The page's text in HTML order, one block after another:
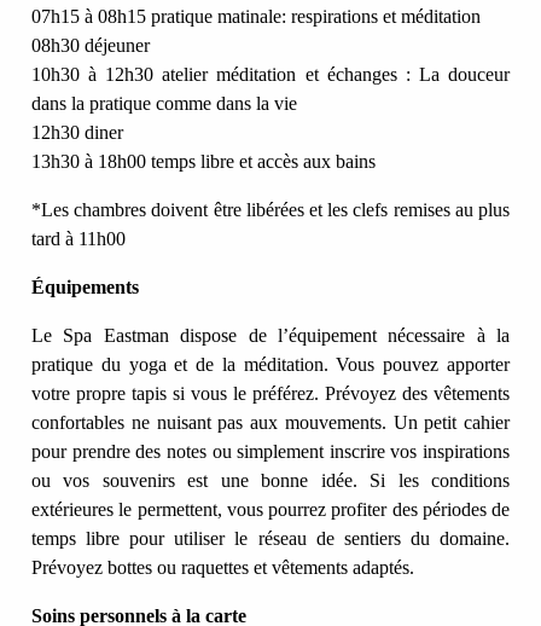
07h15 à 08h15 pratique matinale: respirations et méditation
08h30 déjeuner
10h30 à 12h30 atelier méditation et échanges : La douceur
dans la pratique comme dans la vie
12h30 diner
13h30 à 18h00 temps libre et accès aux bains
*Les chambres doivent être libérées et les clefs remises au plus
tard à 11h00
Équipements
Le Spa Eastman dispose de l’équipement nécessaire à la
pratique du yoga et de la méditation. Vous pouvez apporter
votre propre tapis si vous le préférez. Prévoyez des vêtements
confortables ne nuisant pas aux mouvements. Un petit cahier
pour prendre des notes ou simplement inscrire vos inspirations
ou vos souvenirs est une bonne idée. Si les conditions
extérieures le permettent, vous pourrez profiter des périodes de
temps libre pour utiliser le réseau de sentiers du domaine.
Prévoyez bottes ou raquettes et vêtements adaptés.
Soins personnels à la carte